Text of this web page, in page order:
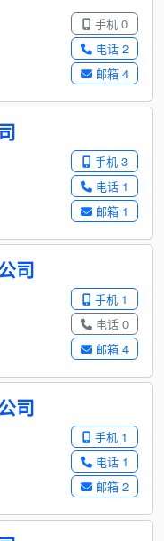
手机 0
电话 2
邮箱 4
手机 3
电话 1
邮箱 1
司
手机 1
电话 0
邮箱 4
司
手机 1
电话 1
邮箱 2